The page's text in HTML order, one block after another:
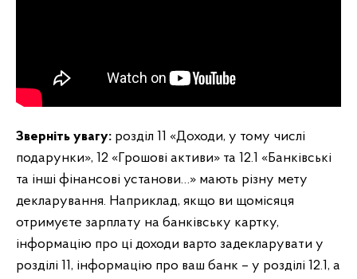
Зверніть увагу: розділ 11 «Доходи, у тому числі
подарунки», 12 «Грошові активи» та 12.1 «Банківські
та інші фінансові установи…» мають різну мету
декларування. Наприклад, якщо ви щомісяця
отримуєте зарплату на банківську картку,
інформацію про ці доходи варто задекларувати у
розділі 11, інформацію про ваш банк – у розділі 12.1, а